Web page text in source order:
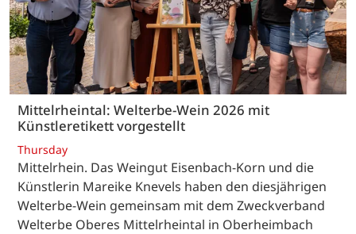
Mittelrheintal: Welterbe-Wein 2026 mit
Künstleretikett vorgestellt
Thursday
Mittelrhein. Das Weingut Eisenbach-Korn und die
Künstlerin Mareike Knevels haben den diesjährigen
Welterbe-Wein gemeinsam mit dem Zweckverband
Welterbe Oberes Mittelrheintal in Oberheimbach